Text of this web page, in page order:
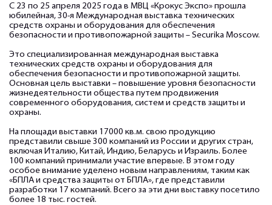
С 23 по 25 апреля 2025 года в МВЦ «Крокус Экспо» прошла
юбилейная, 30-я Международная выставка технических
средств охраны и оборудования для обеспечения
безопасности и противопожарной защиты – Securika Moscow.
Это специализированная международная выставка
технических средств охраны и оборудования для
обеспечения безопасности и противопожарной защиты.
Основная цель выставки – повышение уровня безопасности
жизнедеятельности общества путем продвижения
современного оборудования, систем и средств защиты и
охраны.
На площади выставки 17000 кв.м. свою продукцию
представили свыше 300 компаний из России и других стран,
включая Италию, Китай, Индию, Беларусь и Израиль. Более
100 компаний принимали участие впервые. В этом году
особое внимание уделено новым направлениям, таким как
«БПЛА и средства защиты от БПЛА», где представили
разработки 17 компаний. Всего за эти дни выставку посетило
более 18 тыс. гостей.